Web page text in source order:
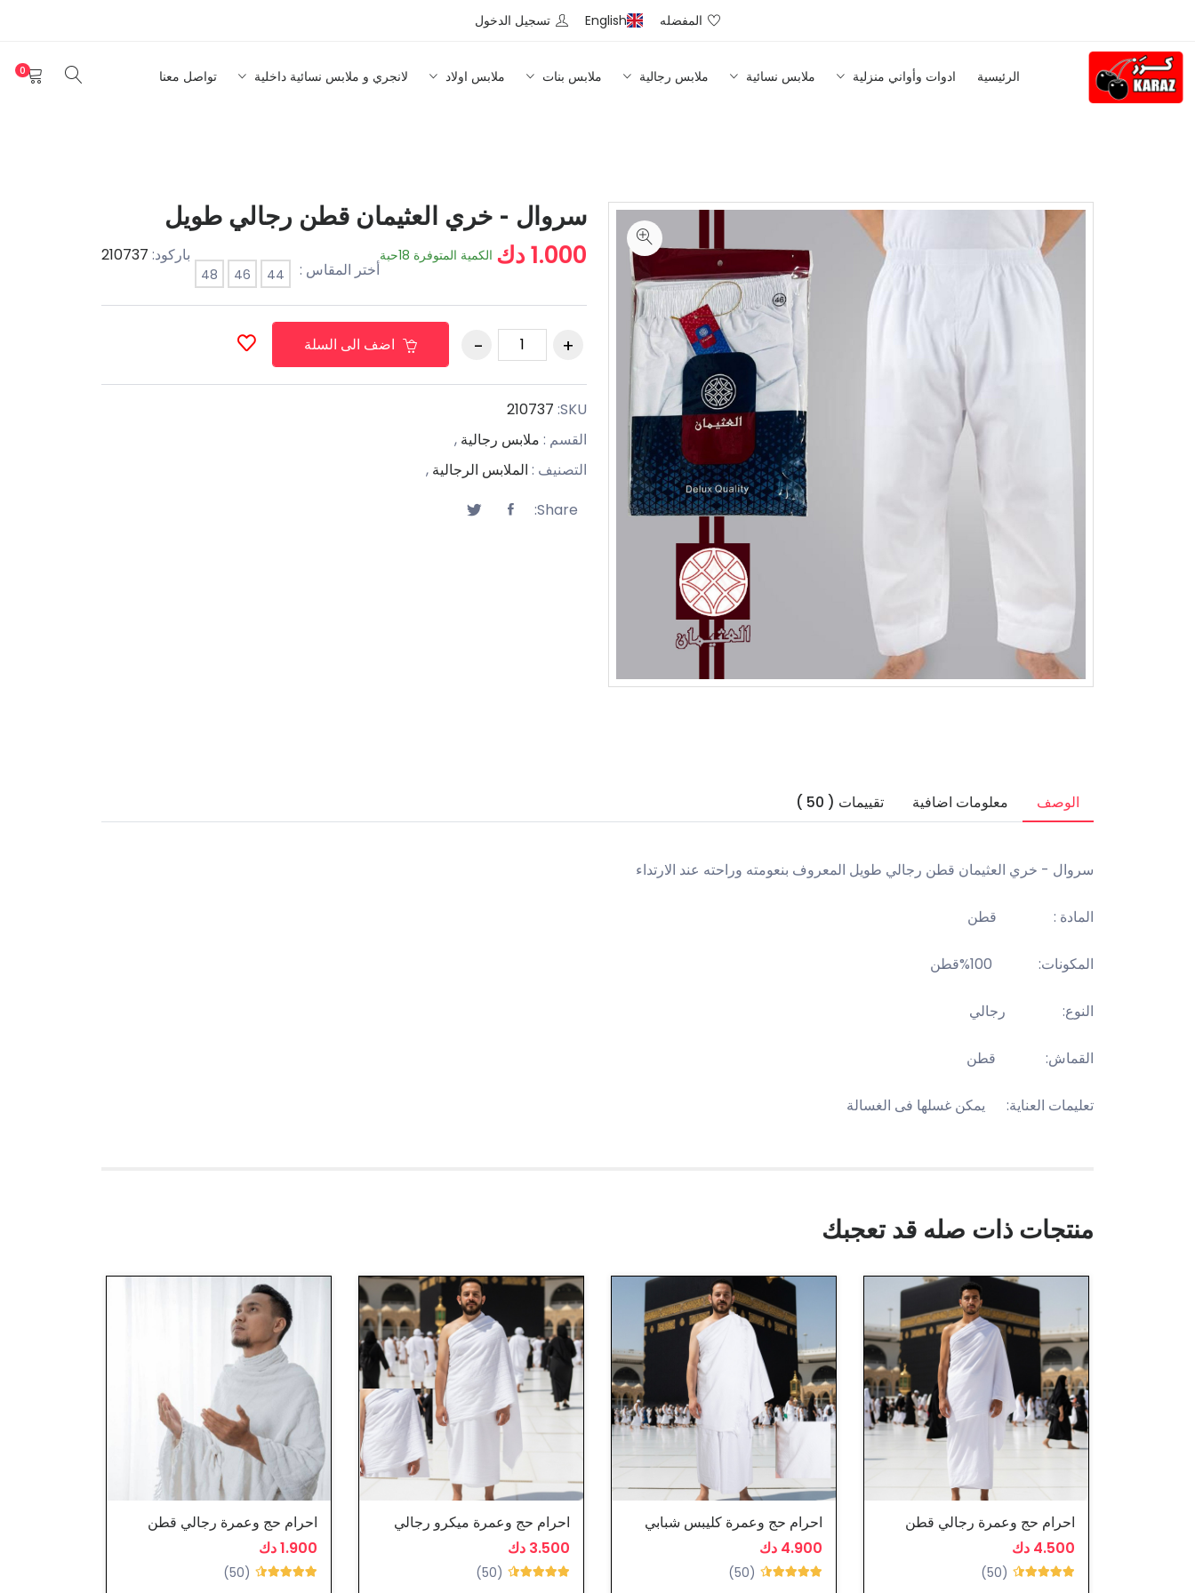
المفضله English تسجيل الدخول
الرئيسية ادوات وأواني منزلية ملابس نسائية ملابس رجالية ملابس بنات ملابس اولاد لانجري و ملابس نسائية داخلية تواصل معنا 0
سروال - خري العثيمان قطن رجالي طويل
1.000 دك الكمية المتوفرة 18حبة باركود: 210737
أختر المقاس : 44
46
48
اضف الى السلة
SKU:
210737
القسم : ملابس رجالية ,
التصنيف : الملابس الرجالية ,
Share:
الوصف معلومات اضافية تقييمات ( 50 )
سروال - خري العثيمان قطن رجالي طويل المعروف بنعومته وراحته عند الارتداء
المادة : قطن
المكونات: 100%قطن
النوع: رجالي
القماش: قطن
تعليمات العناية: يمكن غسلها فى الغسالة
منتجات ذات صله قد تعجبك
احرام حج وعمرة رجالي قطن
4.500 دك
(50)
احرام حج وعمرة كليبس شبابي
4.900 دك
(50)
احرام حج وعمرة ميكرو رجالي
3.500 دك
(50)
احرام حج وعمرة رجالي قطن
1.900 دك
(50)